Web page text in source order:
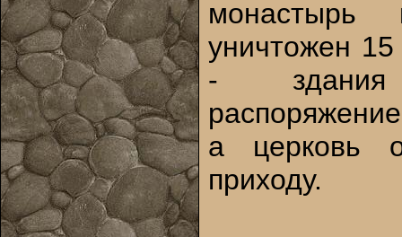
уничтожен 15
-
а церковь
приходу.